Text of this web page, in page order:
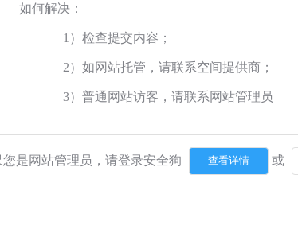
如何解决：
1）检查提交内容；
2）如网站托管，请联系空间提供商；
3）普通网站访客，请联系网站管理员
您是网站管理员，请登录安全狗 或